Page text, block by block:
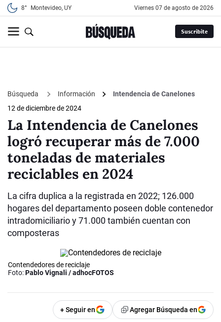
8° Montevideo, UY viernes 07 de agosto de 2026
Suscribite
Búsqueda Información
Intendencia de Canelones
12 de diciembre de 2024
La Intendencia de Canelones
logró recuperar más de 7.000
toneladas de materiales
reciclables en 2024
La cifra duplica a la registrada en 2022; 126.000
hogares del departamento poseen doble contenedor
intradomiciliario y 71.000 también cuentan con
composteras
Contendedores de reciclaje
Foto:Pablo Vignali / adhocFOTOS
+ Seguir en Agregar Búsqueda en